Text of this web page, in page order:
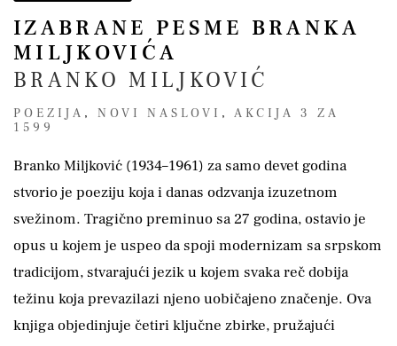
IZABRANE PESME BRANKA
MILJKOVIĆA
BRANKO MILJKOVIĆ
POEZIJA , NOVI NASLOVI , AKCIJA 3 ZA
1599
Branko Miljković (1934–1961) za samo devet godina
stvorio je poeziju koja i danas odzvanja izuzetnom
svežinom. Tragično preminuo sa 27 godina, ostavio je
opus u kojem je uspeo da spoji modernizam sa srpskom
tradicijom, stvarajući jezik u kojem svaka reč dobija
težinu koja prevazilazi njeno uobičajeno značenje. Ova
knjiga objedinjuje četiri ključne zbirke, pružajući